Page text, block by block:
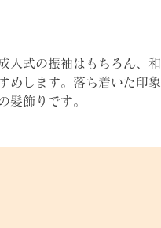
人式の振袖はもちろん、和
めします。落ち着いた印象
髪飾りです。